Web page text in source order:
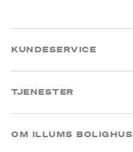
KUNDESERVICE
TJENESTER
OM ILLUMS BOLIGHUS